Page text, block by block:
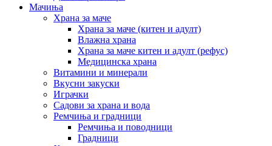
Мачиња
Храна за маче
Храна за маче (китен и адулт)
Влажна храна
Храна за маче китен и адулт (рефус)
Медицинска храна
Витамини и минерали
Вкусни закуски
Играчки
Садови за храна и вода
Ремчиња и градници
Ремчиња и поводници
Градници